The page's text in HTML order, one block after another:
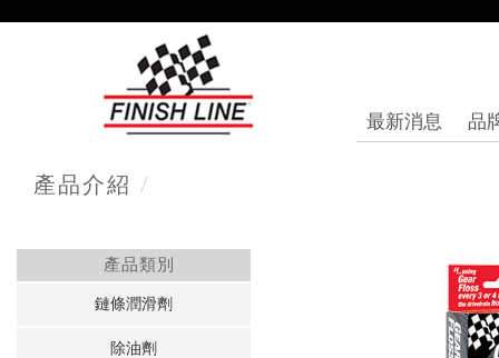
最新消息 品
產品介紹 /
產品類別
鏈條潤滑劑
除油劑